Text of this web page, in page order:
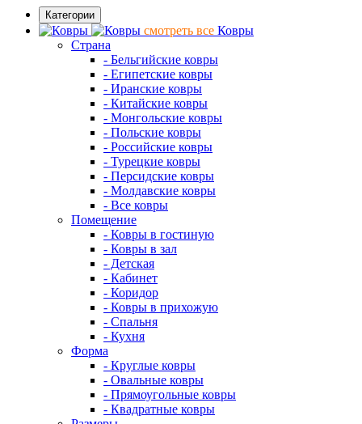
Категории
смотреть все Ковры
Страна
- Бельгийские ковры
- Египетские ковры
- Иранские ковры
- Китайские ковры
- Монгольские ковры
- Польские ковры
- Российские ковры
- Турецкие ковры
- Персидские ковры
- Молдавские ковры
- Все ковры
Помещение
- Ковры в гостиную
- Ковры в зал
- Детская
- Кабинет
- Коридор
- Ковры в прихожую
- Спальня
- Кухня
Форма
- Круглые ковры
- Овальные ковры
- Прямоугольные ковры
- Квадратные ковры